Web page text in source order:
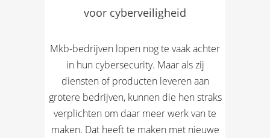
voor cyberveiligheid
Mkb-bedrijven lopen nog te vaak achter
in hun cybersecurity. Maar als zij
diensten of producten leveren aan
grotere bedrijven, kunnen die hen straks
verplichten om daar meer werk van te
maken. Dat heeft te maken met nieuwe